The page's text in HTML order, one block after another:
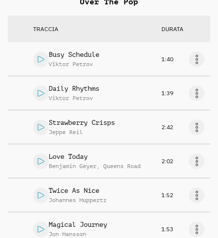
TRACCIA DURATA
Busy Schedule
Viktor Petrov
1:40
Daily Rhythms
Viktor Petrov
1:39
Strawberry Crisps
Jeppe Reil
2:42
Love Today
Benjamin Geyer , Queens Road
2:02
Twice As Nice
Johannes Huppertz
1:52
Magical Journey
Jon Hansson
1:53